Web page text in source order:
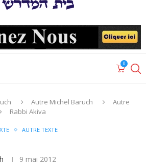
0
Autre Michel Baruch
Autre
Rabbi Akiva
AUTRE TEXTE
9 mai 2012